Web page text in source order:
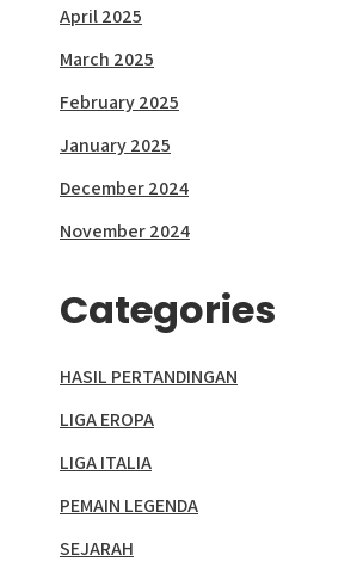
April 2025
March 2025
February 2025
January 2025
December 2024
November 2024
Categories
HASIL PERTANDINGAN
LIGA EROPA
LIGA ITALIA
PEMAIN LEGENDA
SEJARAH